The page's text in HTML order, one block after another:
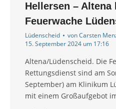
Hellersen – Altena
Feuerwache
Lüdenscheid vonCarsten
15. September 2024 um 17:16
Altena/Lüdenscheid. Die
Rettungsdienst sind am
September) am Klinikum
mit einem Großaufgebot